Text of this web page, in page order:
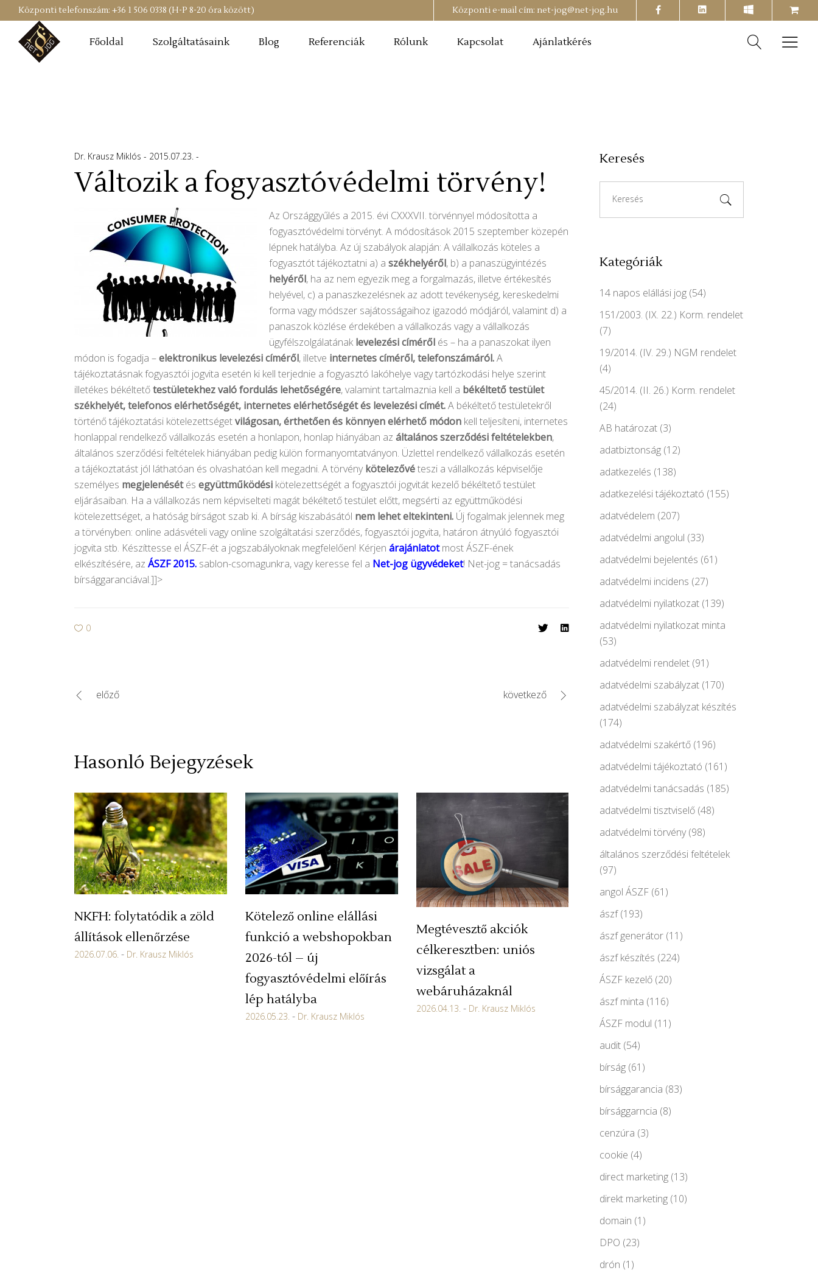
Központi telefonszám: +36 1 506 0338 (H-P 8-20 óra között) Központi e-mail cím: net-jog@net-jog.hu facebook
shopping-
cart
Főoldal Szolgáltatásaink Blog Referenciák Rólunk Kapcsolat Ajánlatkérés
Dr. Krausz Miklós 2015.07.23.
Változik a fogyasztóvédelmi törvény!
Az Országgyűlés a 2015. évi CXXXVII. törvénnyel módosította a
fogyasztóvédelmi törvényt. A módosítások 2015 szeptember közepén
lépnek hatályba. Az új szabályok alapján: A vállalkozás köteles a
fogyasztót tájékoztatni a) a székhelyéről, b) a panaszügyintézés
helyéről, ha az nem egyezik meg a forgalmazás, illetve értékesítés
helyével, c) a panaszkezelésnek az adott tevékenység, kereskedelmi
forma vagy módszer sajátosságaihoz igazodó módjáról, valamint d) a
panaszok közlése érdekében a vállalkozás vagy a vállalkozás
ügyfélszolgálatánaklevelezési címéről és – ha a panaszokat ilyen
módon is fogadja –elektronikus levelezési címéről, illetve internetes címéről, telefonszámáról.A
tájékoztatásnak fogyasztói jogvita esetén ki kell terjednie a fogyasztó lakóhelye vagy tartózkodási helye szerint
illetékes békéltetőtestületekhez való fordulás lehetőségére, valamint tartalmaznia kell a békéltető testület
székhelyét, telefonos elérhetőségét, internetes elérhetőségét és levelezési címét.A békéltető testületekről
történő tájékoztatási kötelezettségetvilágosan, érthetően és könnyen elérhető módon kell teljesíteni, internetes
honlappal rendelkező vállalkozás esetén a honlapon, honlap hiányában az általános szerződési feltételekben,
általános szerződési feltételek hiányában pedig külön formanyomtatványon. Üzlettel rendelkező vállalkozás esetén
a tájékoztatást jól láthatóan és olvashatóan kell megadni. A törvénykötelezővéteszi a vállalkozás képviselője
személyes megjelenésétés együttműködési kötelezettségét a fogyasztói jogvitát kezelő békéltető testület
eljárásaiban. Ha a vállalkozás nem képviselteti magát békéltető testület előtt, megsérti az együttműködési
kötelezettséget, a hatóság bírságot szab ki. A bírság kiszabásától nem lehet eltekinteni. Új fogalmak jelennek meg
a törvényben: online adásvételi vagy online szolgáltatási szerződés, fogyasztói jogvita, határon átnyúló fogyasztói
jogvita stb. Készíttesse el ÁSZF-ét a jogszabályoknak megfelelően! Kérjen árajánlatotmost ÁSZF-ének
elkészítésére, az ÁSZF 2015. sablon-csomagunkra, vagy keresse fel a Net-jog ügyvédeket! Net-jog = tanácsadás
bírsággaranciával.]]>
0
előző következő
Hasonló Bejegyzések
NKFH: folytatódik a zöld
állítások ellenőrzése
2026.07.06. Dr. Krausz Miklós
Kötelező online elállási
funkció a webshopokban
2026-tól – új
fogyasztóvédelmi előírás
lép hatályba
2026.05.23. Dr. Krausz Miklós
Megtévesztő akciók
célkeresztben: uniós
vizsgálat a
webáruházaknál
2026.04.13. Dr. Krausz Miklós
Keresés
for:
Kategóriák
14 napos elállási jog(54)
151/2003. (IX. 22.) Korm. rendelet
(7)
19/2014. (IV. 29.) NGM rendelet
(4)
45/2014. (II. 26.) Korm. rendelet
(24)
AB határozat(3)
adatbiztonság(12)
adatkezelés (138)
adatkezelési tájékoztató (155)
adatvédelem (207)
adatvédelmi angolul (33)
adatvédelmi bejelentés (61)
adatvédelmi incidens (27)
adatvédelmi nyilatkozat(139)
adatvédelmi nyilatkozat minta
(53)
adatvédelmi rendelet(91)
adatvédelmi szabályzat(170)
adatvédelmi szabályzat készítés
(174)
adatvédelmi szakértő(196)
adatvédelmi tájékoztató (161)
adatvédelmi tanácsadás (185)
adatvédelmi tisztviselő(48)
adatvédelmi törvény(98)
általános szerződési feltételek
(97)
angol ÁSZF(61)
ászf(193)
ászf generátor(11)
ászf készítés (224)
ÁSZF kezelő(20)
ászf minta (116)
ÁSZF modul (11)
audit(54)
bírság(61)
bírsággarancia (83)
bírsággarncia (8)
cenzúra (3)
cookie (4)
direct marketing(13)
direkt marketing(10)
domain (1)
DPO (23)
drón (1)